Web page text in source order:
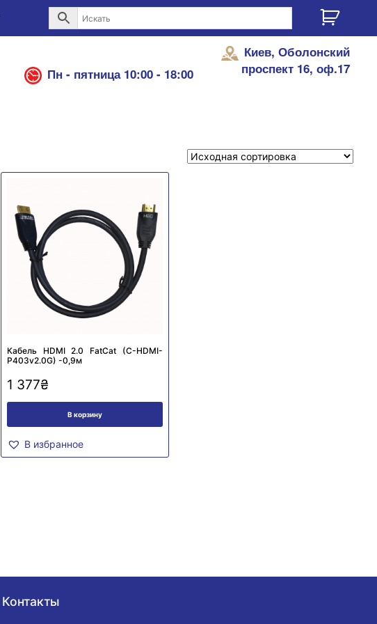
Пн - пятница 10:00 - 18:00
Киев, Оболонский
проспект 16, оф.17
Кабель HDMI 2.0 FatCat (C-HDMI-
P403v2.0G) -0,9м
1 377₴
В корзину
В избранное
Контакты